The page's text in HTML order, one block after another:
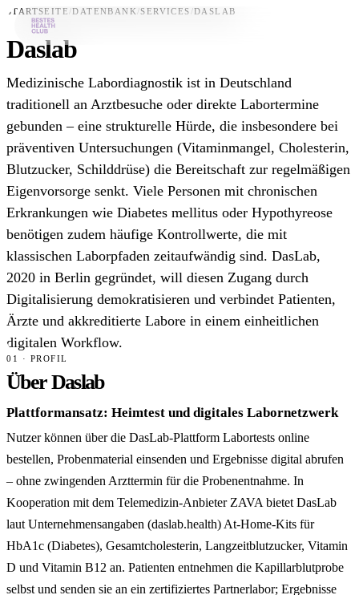
Datenbank
News
Für Unternehmen
Jetzt downloaden
STARTSEITE /DATENBANK /SERVICES /DASLAB
Daslab
Medizinische Labordiagnostik ist in Deutschland
traditionell an Arztbesuche oder direkte Labortermine
gebunden – eine strukturelle Hürde, die insbesondere bei
präventiven Untersuchungen (Vitaminmangel, Cholesterin,
Blutzucker, Schilddrüse) die Bereitschaft zur regelmäßigen
Eigenvorsorge senkt. Viele Personen mit chronischen
Erkrankungen wie Diabetes mellitus oder Hypothyreose
benötigen zudem häufige Kontrollwerte, die mit
klassischen Laborpfaden zeitaufwändig sind. DasLab,
2020 in Berlin gegründet, will diesen Zugang durch
Digitalisierung demokratisieren und verbindet Patienten,
Ärzte und akkreditierte Labore in einem einheitlichen
digitalen Workflow.
01 · PROFIL
Über Daslab
Plattformansatz: Heimtest und digitales Labornetzwerk
Nutzer können über die DasLab-Plattform Labortests online
bestellen, Probenmaterial einsenden und Ergebnisse digital abrufen
– ohne zwingenden Arzttermin für die Probenentnahme. In
Kooperation mit dem Telemedizin-Anbieter ZAVA bietet DasLab
laut Unternehmensangaben (daslab.health) At-Home-Kits für
HbA1c (Diabetes), Gesamtcholesterin, Langzeitblutzucker, Vitamin
D und Vitamin B12 an. Patienten entnehmen die Kapillarblutprobe
selbst und senden sie an ein zertifiziertes Partnerlabor; Ergebnisse